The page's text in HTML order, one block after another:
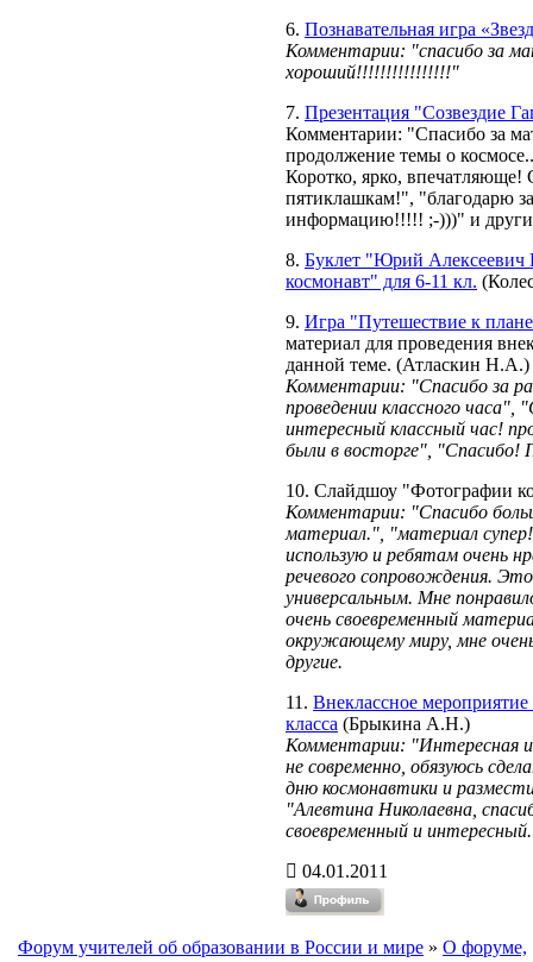
6. Познавательная игра
Комментарии: "спасибо за
хороший!!!!!!!!!!!!!!!!"
7. Презентация "Созвездие
Комментарии: "Спасибо за
продолжение темы о
Коротко, ярко,
пятиклашкам!", "благодарю
информацию!!!!! ;-)))" и
8. Буклет "Юрий Алексеевич
космонавт" для 6-11 кл.
9. Игра "Путешествие к
материал для проведения
данной теме. (Атласкин Н.А.)
Комментарии: "Спасибо за
проведении классного часа",
интересный классный час!
были в восторге", "Спасибо!
10. Слайдшоу "Фотографии
Комментарии: "Спасибо
материал.", "материал супер!
использую и ребятам очень
речевого сопровождения.
универсальным. Мне
очень своевременный
окружающему миру, мне
другие.
11. Внеклассное
класса (Брыкина А.Н.)
Комментарии: "Интересная
не современно, обязуюсь
дню космонавтики и
"Алевтина Николаевна,
своевременный и
04.01.2011
Форум учителей об образовании в России и мире » О форуме,